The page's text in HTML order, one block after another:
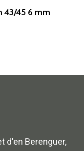
43/45 6 mm
d'en Berenguer,